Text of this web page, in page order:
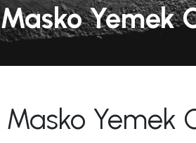
Masko Yemek
Masko Yemek